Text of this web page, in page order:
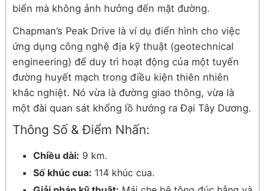
biển mà không ảnh hưởng đến mặt đường.
Chapman’s Peak Drive là ví dụ điển hình cho việc
ứng dụng công nghệ địa kỹ thuật (geotechnical
engineering) để duy trì hoạt động của một tuyến
đường huyết mạch trong điều kiện thiên nhiên
khắc nghiệt. Nó vừa là đường giao thông, vừa là
một đài quan sát khổng lồ hướng ra Đại Tây Dương.
Thông Số & Điểm Nhấn:
Chiều dài: 9 km.
Số khúc cua: 114 khúc cua.